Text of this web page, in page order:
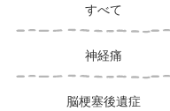
すべて
神経痛
脳梗塞後遺症